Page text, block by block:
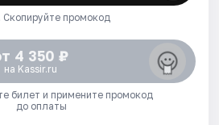
Скопируйте промокод
4 350 ₽
на Kassir.ru
билет и примените промокод
до оплаты